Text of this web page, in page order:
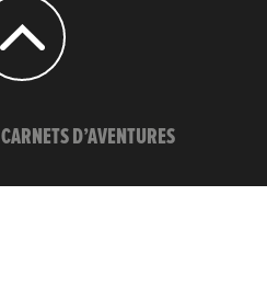
CARNETS D’AVENTURES